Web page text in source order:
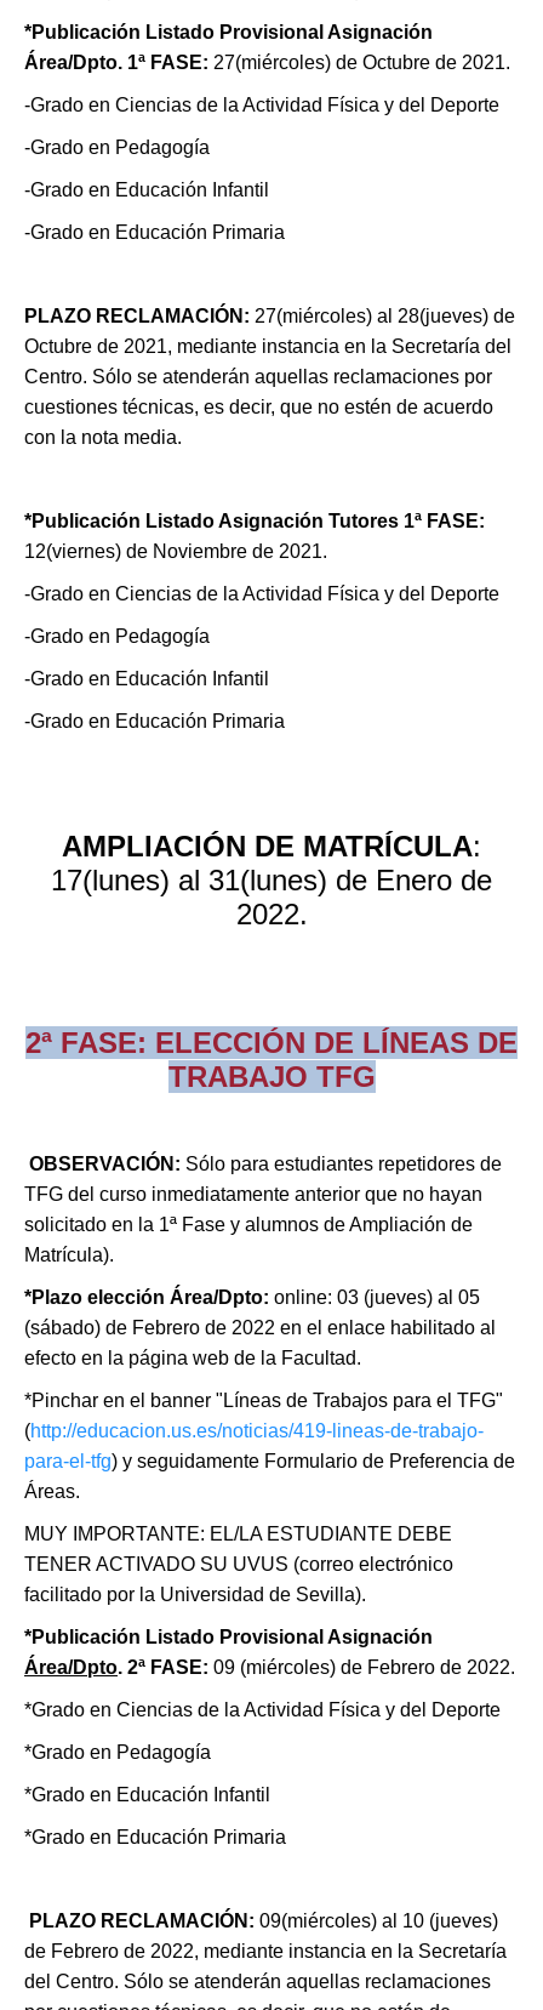
*Publicación Listado Provisional Asignación
Área/Dpto. 1ª FASE: 27(miércoles) de Octubre de 2021.
-Grado en Ciencias de la Actividad Física y del Deporte
-Grado en Pedagogía
-Grado en Educación Infantil
-Grado en Educación Primaria
PLAZO RECLAMACIÓN : 27(miércoles) al 28(jueves) de
Octubre de 2021, mediante instancia en la Secretaría del
Centro. Sólo se atenderán aquellas reclamaciones por
cuestiones técnicas, es decir, que no estén de acuerdo
con la nota media.
*Publicación Listado Asignación Tutores 1ª FASE:
12(viernes) de Noviembre de 2021.
-Grado en Ciencias de la Actividad Física y del Deporte
-Grado en Pedagogía
-Grado en Educación Infantil
-Grado en Educación Primaria
AMPLIACIÓN DE MATRÍCULA:
17(lunes) al 31(lunes) de Enero de
2022.
2ª FASE: ELECCIÓN DE LÍNEAS DE
TRABAJO TFG
OBSERVACIÓN: Sólo para estudiantes repetidores de
TFG del curso inmediatamente anterior que no hayan
solicitado en la 1ª Fase y alumnos de Ampliación de
Matrícula).
*Plazo elección Área/Dpto: online: 03 (jueves) al 05
(sábado) de Febrero de 2022 en el enlace habilitado al
efecto en la página web de la Facultad.
*Pinchar en el banner "Líneas de Trabajos para el TFG"
(http://educacion.us.es/noticias/419-lineas-de-trabajo-
para-el-tfg) y seguidamente Formulario de Preferencia de
Áreas.
MUY IMPORTANTE: EL/LA ESTUDIANTE DEBE
TENER ACTIVADO SU UVUS (correo electrónico
facilitado por la Universidad de Sevilla).
*Publicación Listado Provisional Asignación
Área/Dpto. 2ª FASE: 09 (miércoles) de Febrero de 2022.
*Grado en Ciencias de la Actividad Física y del Deporte
*Grado en Pedagogía
*Grado en Educación Infantil
*Grado en Educación Primaria
PLAZO RECLAMACIÓN : 09(miércoles) al 10 (jueves)
de Febrero de 2022, mediante instancia en la Secretaría
del Centro. Sólo se atenderán aquellas reclamaciones